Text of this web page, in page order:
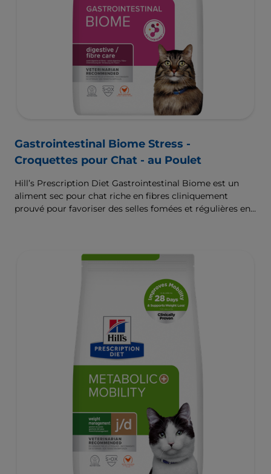
Gastrointestinal Biome Stress -
Croquettes pour Chat - au Poulet
Hill’s Prescription Diet Gastrointestinal Biome est un
aliment sec pour chat riche en fibres cliniquement
prouvé pour favoriser des selles fomées et régulières en
intestinal et aider à prendre en charge les troubles